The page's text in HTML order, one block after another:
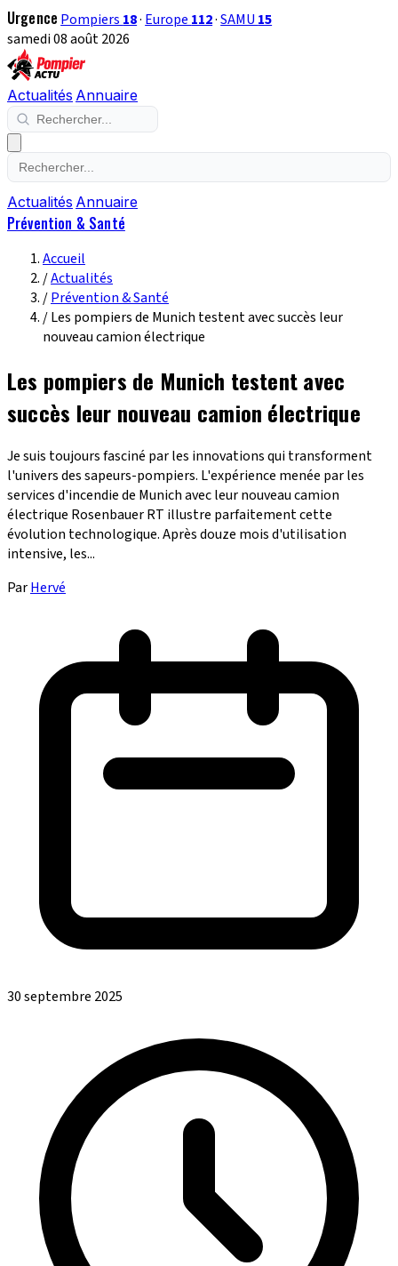
Urgence Pompiers 18· Europe 112·SAMU 15
samedi 08 août 2026
Actualités Annuaire
Actualités Annuaire
Prévention & Santé
Accueil
/Actualités
/Prévention & Santé
/Les pompiers de Munich testent avec succès leur
nouveau camion électrique
Les pompiers de Munich testent avec
succès leur nouveau camion électrique
Je suis toujours fasciné par les innovations qui transforment
l'univers des sapeurs-pompiers. L'expérience menée par les
services d'incendie de Munich avec leur nouveau camion
électrique Rosenbauer RT illustre parfaitement cette
évolution technologique. Après douze mois d'utilisation
intensive, les...
ParHervé
30 septembre 2025